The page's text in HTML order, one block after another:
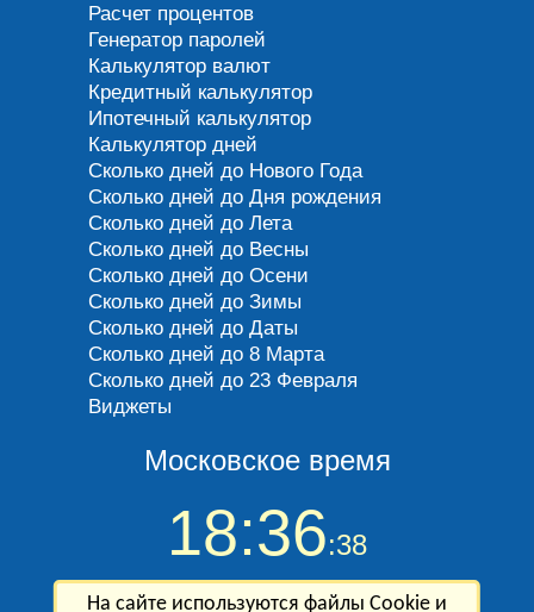
Расчет процентов
Генератор паролей
Калькулятор валют
Кредитный калькулятор
Ипотечный калькулятор
Калькулятор дней
Сколько дней до Нового Года
Сколько дней до Дня рождения
Сколько дней до Лета
Сколько дней до Весны
Сколько дней до Осени
Сколько дней до Зимы
Сколько дней до Даты
Сколько дней до 8 Марта
Сколько дней до 23 Февраля
Виджеты
Московское время
18:36:39
Сегодня Суббота, 8 августа 2026 года
На сайте используются файлы Cookie и